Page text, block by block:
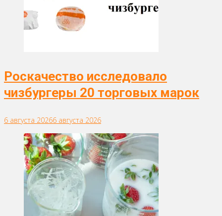
Роскачество исследовало
чизбургеры 20 торговых марок
6 августа 20266 августа 2026